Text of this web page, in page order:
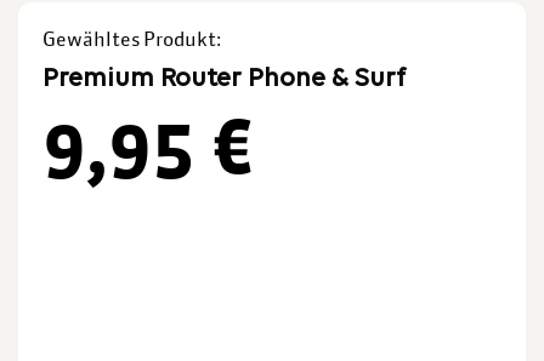
Gewähltes Produkt:
Premium Router Phone & Surf
9,95 €